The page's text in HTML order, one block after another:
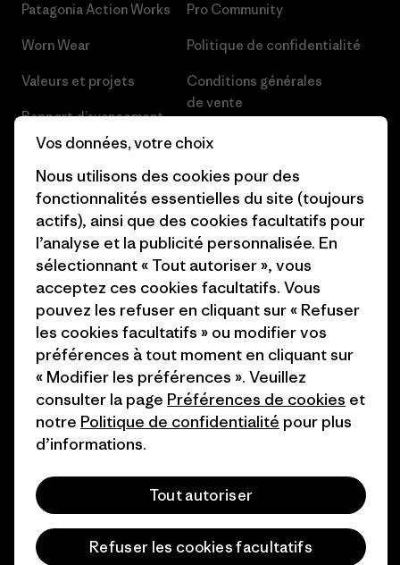
Patagonia Action Works
Worn Wear
Valeurs et projets
Rapport d’avancement
Business Unusual
Objectifs climatiques
1% For The Planet
Comment nous finançons
Cartes cadeaux
Nos magasins
Pro Community
Politique de confidentialité
Conditions générales
de vente
Préférences de cookie
Carrières
Presse et media
Industry program
Programme d’affiliation
Patagonia Suisse Plan du site
© 2026 Patagonia, Inc. All Rights Reserved.
Vos données, votre choix
Nous utilisons des cookies pour des
fonctionnalités essentielles du site (toujours
actifs), ainsi que des cookies facultatifs pour
l’analyse et la publicité personnalisée. En
sélectionnant « Tout autoriser », vous
acceptez ces cookies facultatifs. Vous
pouvez les refuser en cliquant sur « Refuser
les cookies facultatifs » ou modifier vos
préférences à tout moment en cliquant sur
« Modifier les préférences ». Veuillez
consulter la page Préférences de cookies et
notre Politique de confidentialité pour plus
d’informations.
Tout autoriser
Refuser les cookies facultatifs